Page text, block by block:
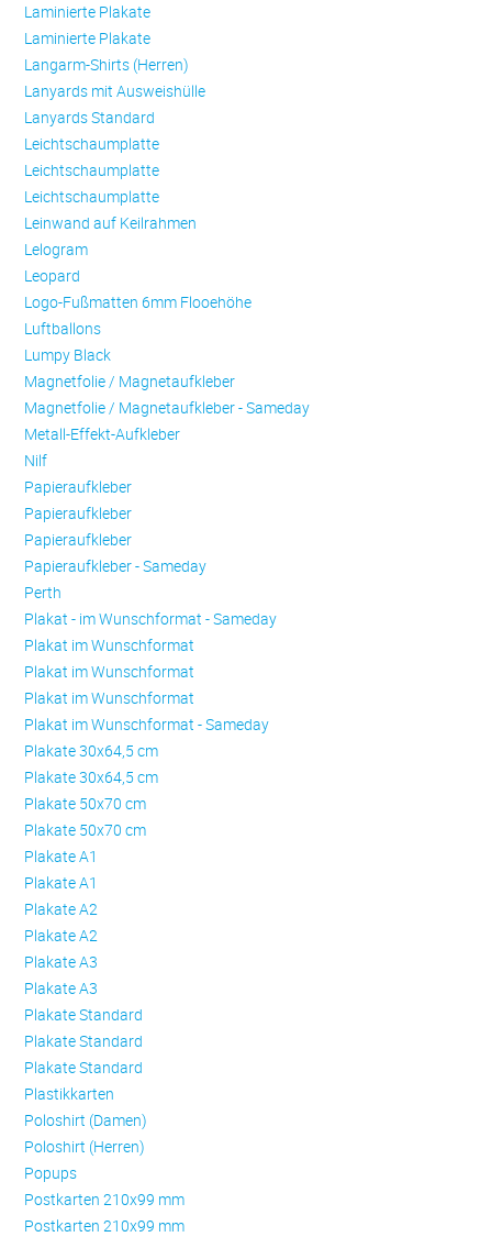
Laminierte Plakate
Laminierte Plakate
Langarm-Shirts (Herren)
Lanyards mit Ausweishülle
Lanyards Standard
Leichtschaumplatte
Leichtschaumplatte
Leichtschaumplatte
Leinwand auf Keilrahmen
Lelogram
Leopard
Logo-Fußmatten 6mm Flooehöhe
Luftballons
Lumpy Black
Magnetfolie / Magnetaufkleber
Magnetfolie / Magnetaufkleber - Sameday
Metall-Effekt-Aufkleber
Nilf
Papieraufkleber
Papieraufkleber
Papieraufkleber
Papieraufkleber - Sameday
Perth
Plakat - im Wunschformat - Sameday
Plakat im Wunschformat
Plakat im Wunschformat
Plakat im Wunschformat
Plakat im Wunschformat - Sameday
Plakate 30x64,5 cm
Plakate 30x64,5 cm
Plakate 50x70 cm
Plakate 50x70 cm
Plakate A1
Plakate A1
Plakate A2
Plakate A2
Plakate A3
Plakate A3
Plakate Standard
Plakate Standard
Plakate Standard
Plastikkarten
Poloshirt (Damen)
Poloshirt (Herren)
Popups
Postkarten 210x99 mm
Postkarten 210x99 mm